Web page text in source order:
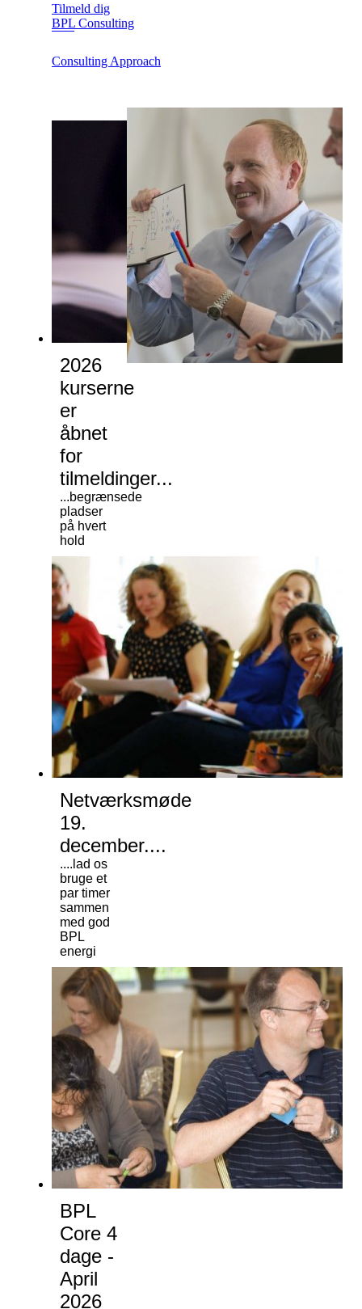
Tilmeld dig
BPL Consulting
Consulting Approach
2026
kurserne
er
åbnet
for
tilmeldinger...
...begrænsede
pladser
på hvert
hold
Netværksmøde
19.
december....
....lad os
bruge et
par timer
sammen
med god
BPL
energi
BPL
Core 4
dage -
April
2026